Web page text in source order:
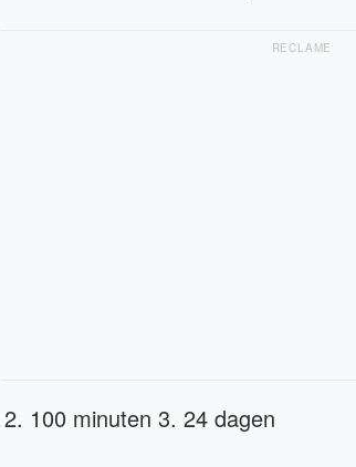
RECLAME
100 minuten 3. 24 dagen